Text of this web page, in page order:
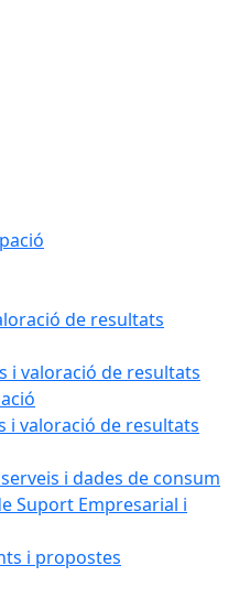
de resultats
i valoració de resultats
i valoració de resultats
i dades de consum
Suport Empresarial i
i propostes